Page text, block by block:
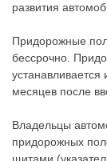
развития
Придорожные
бессрочно.
месяцев после
Владельцы
придорожных